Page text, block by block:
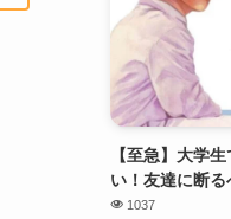
【至急】大学
い！友達に断る
1037